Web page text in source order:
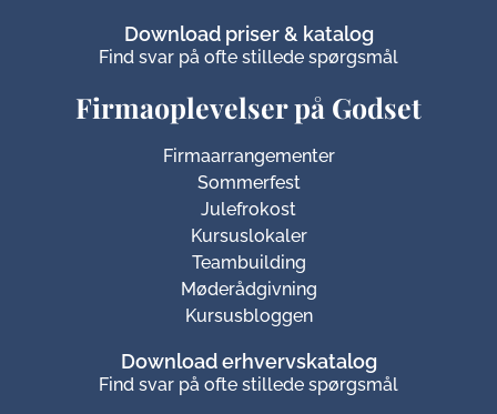
Download priser & katalog
Find svar på ofte stillede spørgsmål
Firmaoplevelser på Godset
Firmaarrangementer
Sommerfest
Julefrokost
Kursuslokaler
Teambuilding
Møderådgivning
Kursusbloggen
Download erhvervskatalog
Find svar på ofte stillede spørgsmål